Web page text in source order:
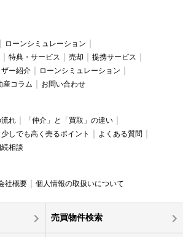
ローンシミュレーション
特典・サービス 売却
提携サービス
ー紹介
ローンシミュレーション
産コラム お問い合わせ
れ
「仲介」と「買取」の違い
少しでも高く売るポイント
よくある質問
相談
社概要 個人情報の取扱いについて
売買物件検索